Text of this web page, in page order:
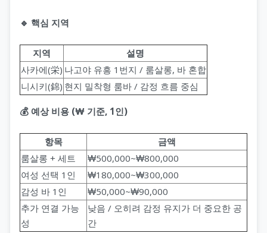
🔹 핵심 지역
지역
설명
사카에(栄) 나고야 유흥 1번지 / 룸살롱, 바 혼합
니시키(錦) 현지 밀착형 룸바 / 감정 흐름 중심
💰 예상 비용 (₩ 기준, 1인)
항목
금액
룸살롱 + 세트
₩500,000~₩800,000
여성 선택 1인
₩180,000~₩300,000
감성 바 1인
₩50,000~₩90,000
추가 연결 가능
성
낮음 / 오히려 감정 유지가 더 중요한 공
간